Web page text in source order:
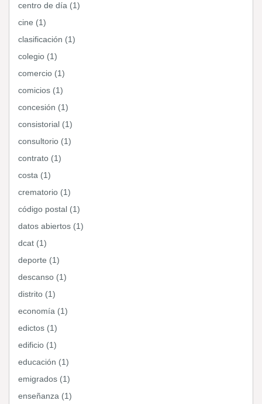
centro de día (1)
cine (1)
clasificación (1)
colegio (1)
comercio (1)
comicios (1)
concesión (1)
consistorial (1)
consultorio (1)
contrato (1)
costa (1)
crematorio (1)
código postal (1)
datos abiertos (1)
dcat (1)
deporte (1)
descanso (1)
distrito (1)
economía (1)
edictos (1)
edificio (1)
educación (1)
emigrados (1)
enseñanza (1)